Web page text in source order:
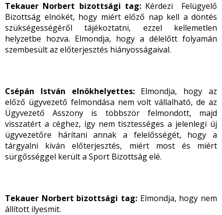
Tekauer Norbert bizottsági tag: Kérdezi Felügyelő
Bizottság elnökét, hogy miért előző nap kell a döntés
szükségességéről tájékoztatni, ezzel kellemetlen
helyzetbe hozva. Elmondja, hogy a délelőtt folyamán
szembesült az előterjesztés hiányosságaival.
Csépán István elnökhelyettes: Elmondja, hogy az
előző ügyvezető felmondása nem volt vállalható, de az
Ügyvezető Asszony is többször felmondott, majd
visszatért a céghez, így nem tisztességes a jelenlegi új
ügyvezetőre hárítani annak a felelősségét, hogy a
tárgyalni kíván előterjesztés, miért most és miért
sürgősséggel került a Sport Bizottság elé.
Tekauer Norbert bizottsági tag: Elmondja, hogy nem
állított ilyesmit.